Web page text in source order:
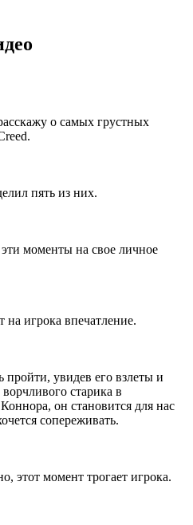
о самых грустных
пять из них.
эти моменты на свое личное
игрока впечатление.
пройти, увидев его взлеты и
старика в
он становится для нас
сопереживать.
этот момент трогает игрока.